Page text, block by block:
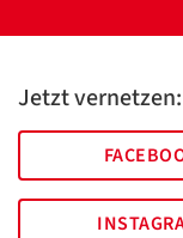
Jetzt vernetzen: